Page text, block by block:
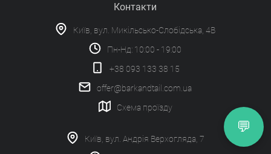
Контакти
Київ, вул. Микільсько-Слобідська, 4В
Пн-Нд: 10:00 - 19:00
+38 093 133 38 15
offer@barkandtail.com.ua
Схема проїзду
Київ, вул. Андрія Верхогляда, 7
💬